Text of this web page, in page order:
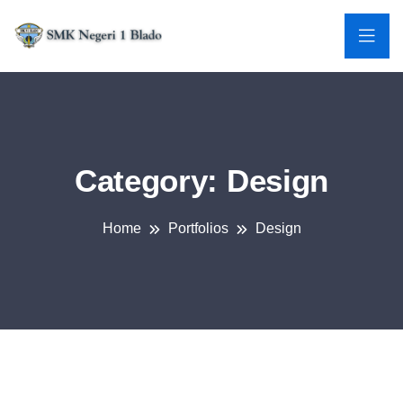
Category: Design
Home Portfolios Design